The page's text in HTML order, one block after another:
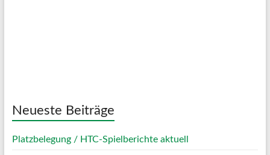
Neueste Beiträge
Platzbelegung / HTC-Spielberichte aktuell